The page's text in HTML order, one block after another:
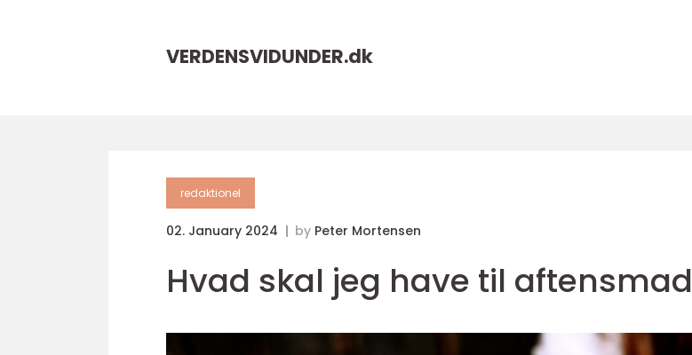
VERDENSVIDUNDER.dk
redaktionel
02. January 2024 by Peter Mortensen
Hvad skal jeg have til aftensmad